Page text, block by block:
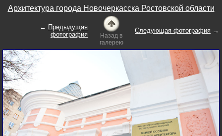
Архитектура города Новочеркасска Ростовской области
← Предыдущая
фотография
Назад в
галерею
Следующая фотография →